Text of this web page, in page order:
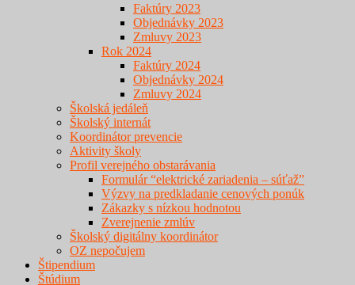
Faktúry 2023
Objednávky 2023
Zmluvy 2023
Rok 2024
Faktúry 2024
Objednávky 2024
Zmluvy 2024
Školská jedáleň
Školský internát
Koordinátor prevencie
Aktivity školy
Profil verejného obstarávania
Formulár “elektrické zariadenia – súťaž”
Výzvy na predkladanie cenových ponúk
Zákazky s nízkou hodnotou
Zverejnenie zmlúv
Školský digitálny koordinátor
OZ nepočujem
Štipendium
Štúdium